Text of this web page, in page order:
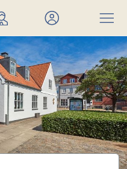
Find
mægler
Mit
Estate
Menu